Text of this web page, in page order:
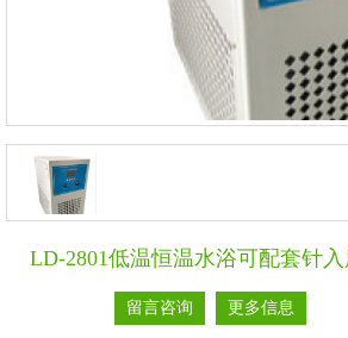
LD-2801低温恒温水浴可配套针入
留言咨询 更多信息